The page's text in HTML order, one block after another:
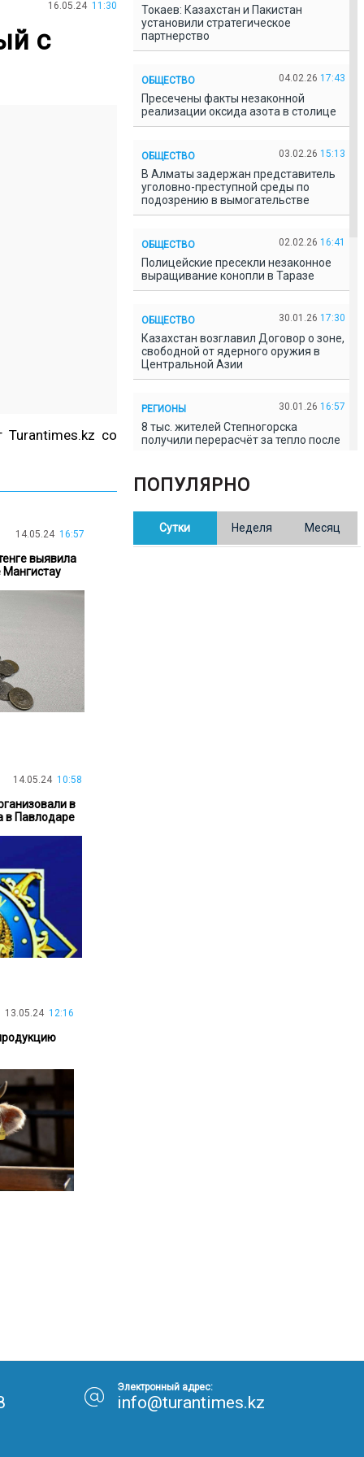
16.05.24 11:30
с
Turantimes.kz со
14.05.24 16:57
выявила
Мангистау
14.05.24 10:58
в
в Павлодаре
13.05.24 12:16
Токаев: Казахстан и Пакистан
установили стратегическое
партнерство
ОБЩЕСТВО 04.02.26 17:43
Пресечены факты незаконной
реализации оксида азота в столице
ОБЩЕСТВО 03.02.26 15:13
В Алматы задержан представитель
уголовно-преступной среды по
подозрению в вымогательстве
ОБЩЕСТВО 02.02.26 16:41
Полицейские пресекли незаконное
выращивание конопли в Таразе
ОБЩЕСТВО 30.01.26 17:30
Казахстан возглавил Договор о зоне,
свободной от ядерного оружия в
Центральной Азии
РЕГИОНЫ 30.01.26 16:57
8 тыс. жителей Степногорска
получили перерасчёт за тепло после
В Казахстане готовят новую
редакцию Конституции: меняется
ПОПУЛЯРНО
Сутки Неделя Месяц
Электронный адрес:
info@turantimes.kz